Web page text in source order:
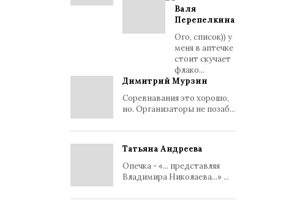
Валя
Перепелкина
Ого, список)) у
меня в аптечке
стоит скучает
флако...
Димитрий Мурзин
Соревнавания это хорошо,
но. Организаторы не позаб...
Татьяна Андреева
Опечка - «... представляя
Владимира Николаева...» ...